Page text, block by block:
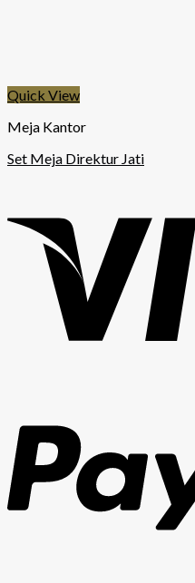
Quick View
Meja Kantor
Set Meja Direktur Jati